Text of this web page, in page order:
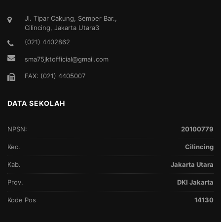
Jl. Tipar Cakung, Semper Bar.,
Cilincing, Jakarta Utara3
(021) 4402862
sma75jktofficial@gmail.com
FAX: (021) 4405007
DATA SEKOLAH
NPSN: 20100779
Kec. Cilincing
Kab. Jakarta Utara
Prov. DKI Jakarta
Kode Pos 14130